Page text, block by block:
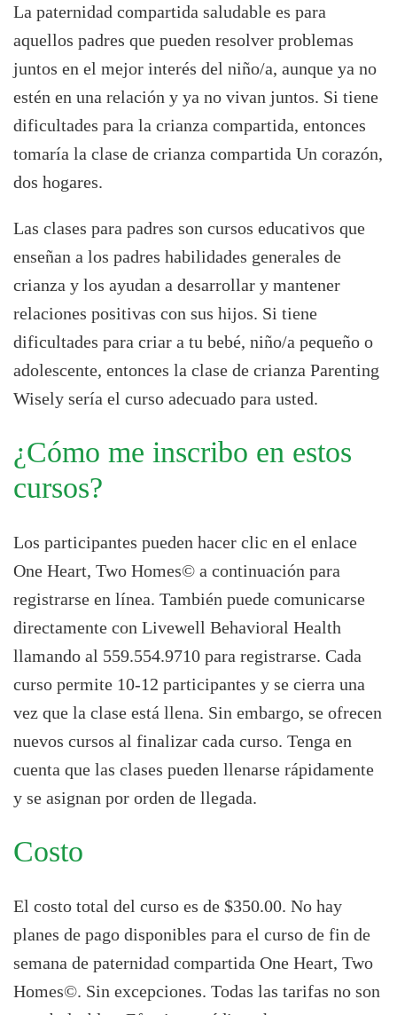
La paternidad compartida saludable es para
aquellos padres que pueden resolver problemas
juntos en el mejor interés del niño/a, aunque ya no
estén en una relación y ya no vivan juntos. Si tiene
dificultades para la crianza compartida, entonces
tomaría la clase de crianza compartida Un corazón,
dos hogares.
Las clases para padres son cursos educativos que
enseñan a los padres habilidades generales de
crianza y los ayudan a desarrollar y mantener
relaciones positivas con sus hijos. Si tiene
dificultades para criar a tu bebé, niño/a pequeño o
adolescente, entonces la clase de crianza Parenting
Wisely sería el curso adecuado para usted.
¿Cómo me inscribo en estos
cursos?
Los participantes pueden hacer clic en el enlace
One Heart, Two Homes© a continuación para
registrarse en línea. También puede comunicarse
directamente con Livewell Behavioral Health
llamando al 559.554.9710 para registrarse. Cada
curso permite 10-12 participantes y se cierra una
vez que la clase está llena. Sin embargo, se ofrecen
nuevos cursos al finalizar cada curso. Tenga en
cuenta que las clases pueden llenarse rápidamente
y se asignan por orden de llegada.
Costo
El costo total del curso es de $350.00. No hay
planes de pago disponibles para el curso de fin de
semana de paternidad compartida One Heart, Two
Homes©. Sin excepciones. Todas las tarifas no son